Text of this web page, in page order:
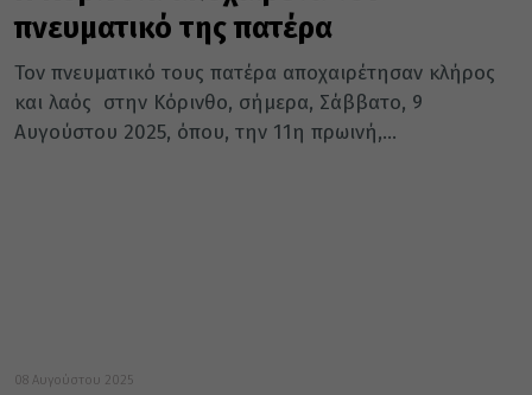
πνευματικό της πατέρα
Τον πνευματικό τους πατέρα αποχαιρέτησαν κλήρος
και λαός στην Κόρινθο, σήμερα, Σάββατο, 9
Αυγούστου 2025, όπου, την 11η πρωινή,...
08 Αυγούστου 2025